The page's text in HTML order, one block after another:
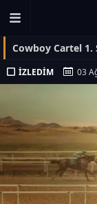
Cowboy Cartel 1.
İZLEDIM 03